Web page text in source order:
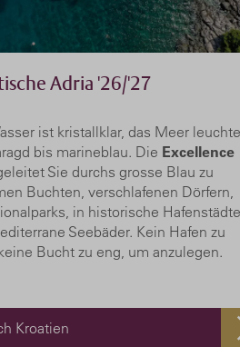
Adria '26/'27
ist kristallklar, das Meer
bis marineblau. Die Excellence
Sie durchs grosse Blau zu
Buchten, verschlafenen Dörfern,
in historische Hafenstädte
Seebäder. Kein Hafen zu
Bucht zu eng, um anzulegen.
Kroatien